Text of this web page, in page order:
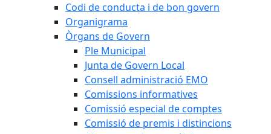
Codi de conducta i de bon govern
Organigrama
Òrgans de Govern
Ple Municipal
Junta de Govern Local
Consell administració EMO
Comissions informatives
Comissió especial de comptes
Comissió de premis i distincions